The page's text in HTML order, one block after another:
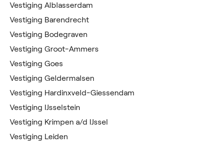
Vestiging Alblasserdam
Vestiging Barendrecht
Vestiging Bodegraven
Vestiging Groot-Ammers
Vestiging Goes
Vestiging Geldermalsen
Vestiging Hardinxveld-Giessendam
Vestiging IJsselstein
Vestiging Krimpen a/d IJssel
Vestiging Leiden